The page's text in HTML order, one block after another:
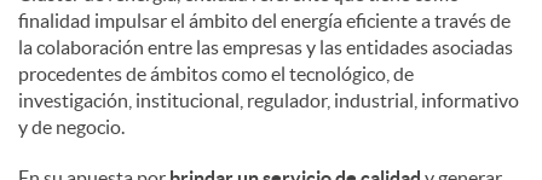
finalidad impulsar el ámbito del energía eficiente a través de
la colaboración entre las empresas y las entidades asociadas
procedentes de ámbitos como el tecnológico, de
investigación, institucional, regulador, industrial, informativo
y de negocio.